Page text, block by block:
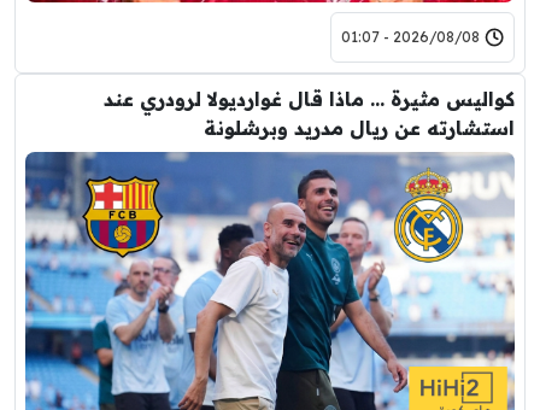
2026/08/08 - 01:07
كواليس مثيرة … ماذا قال غوارديولا لرودري عند
استشارته عن ريال مدريد وبرشلونة